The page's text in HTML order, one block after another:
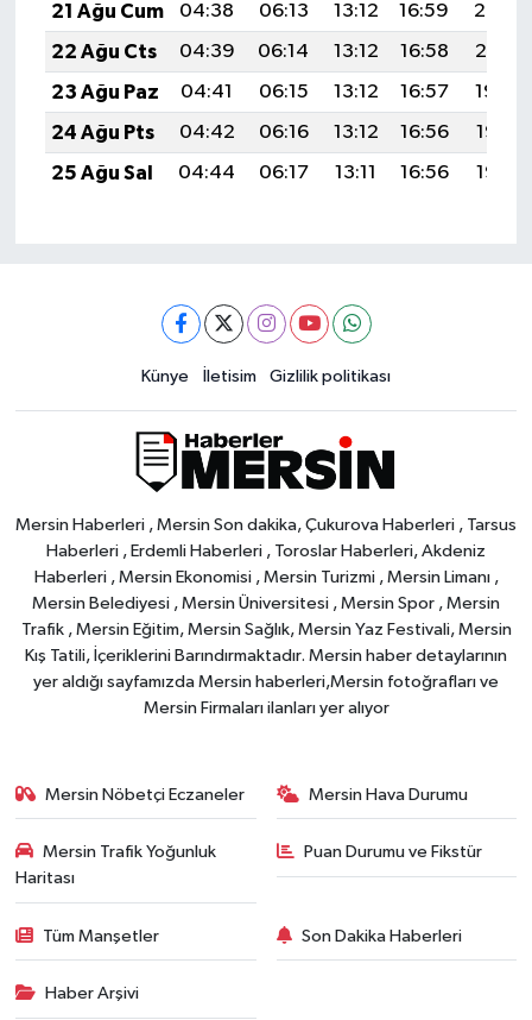
21 Ağu Cum
04:38 06:13 13:12 16:59
20:02
22 Ağu Cts
04:39 06:14 13:12 16:58
20:01
23 Ağu Paz
04:41 06:15 13:12 16:57
19:59
24 Ağu Pts
04:42 06:16 13:12 16:56
19:58
25 Ağu Sal
04:44 06:17 13:11 16:56 19:56
Künye İletisim Gizlilik politikası
Mersin Haberleri , Mersin Son dakika, Çukurova Haberleri , Tarsus
Haberleri , Erdemli Haberleri , Toroslar Haberleri, Akdeniz
Haberleri , Mersin Ekonomisi , Mersin Turizmi , Mersin Limanı ,
Mersin Belediyesi , Mersin Üniversitesi , Mersin Spor , Mersin
Trafik , Mersin Eğitim, Mersin Sağlık, Mersin Yaz Festivali, Mersin
Kış Tatili, İçeriklerini Barındırmaktadır. Mersin haber detaylarının
yer aldığı sayfamızda Mersin haberleri,Mersin fotoğrafları ve
Mersin Firmaları ilanları yer alıyor
Mersin Nöbetçi Eczaneler Mersin Hava Durumu
Mersin Trafik Yoğunluk
Haritası
Puan Durumu ve Fikstür
Tüm Manşetler Son Dakika Haberleri
Haber Arşivi